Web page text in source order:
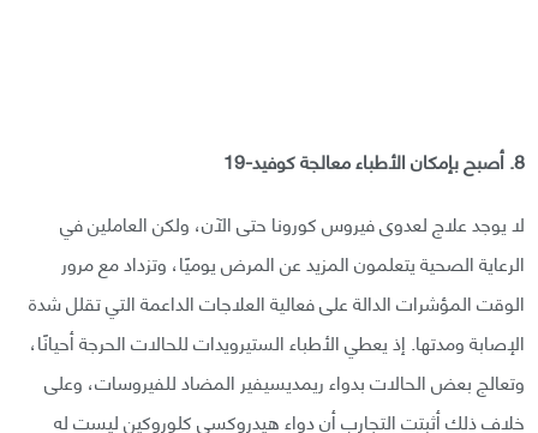
8. أصبح بإمكان الأطباء معالجة كوفيد-19
لا يوجد علاج لعدوى فيروس كورونا حتى الآن، ولكن العاملين في
الرعاية الصحية يتعلمون المزيد عن المرض يوميًا، وتزداد مع مرور
الوقت المؤشرات الدالة على فعالية العلاجات الداعمة التي تقلل شدة
الإصابة ومدتها. إذ يعطي الأطباء الستيرويدات للحالات الحرجة أحيانًا،
وتعالج بعض الحالات بدواء ريمديسيفير المضاد للفيروسات، وعلى
خلاف ذلك أثبتت التجارب أن دواء هيدروكسي كلوروكين ليست له